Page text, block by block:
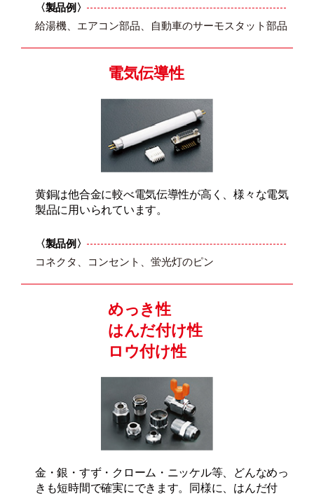
〈製品例〉
給湯機、エアコン部品、自動車のサーモスタット部品
電気伝導性
黄銅は他合金に較べ電気伝導性が高く、様々な電気
製品に用いられています。
〈製品例〉
コネクタ、コンセント、蛍光灯のピン
めっき性
はんだ付け性
ロウ付け性
金・銀・すず・クローム・ニッケル等、どんなめっ
きも短時間で確実にできます。同様に、はんだ付